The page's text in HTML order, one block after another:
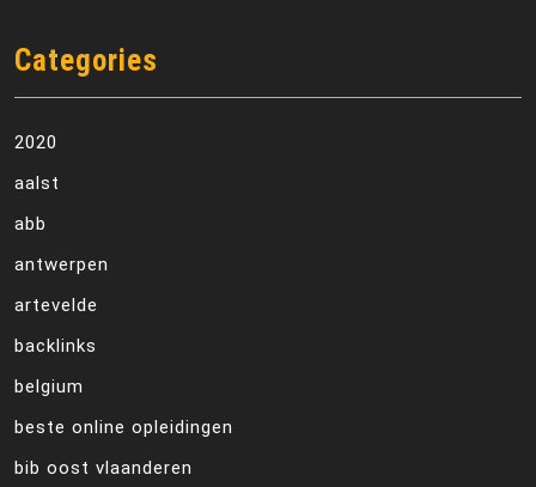
Categories
2020
aalst
abb
antwerpen
artevelde
backlinks
belgium
beste online opleidingen
bib oost vlaanderen